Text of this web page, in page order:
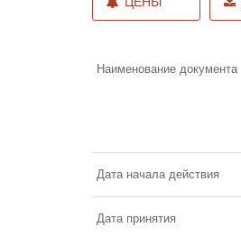
Наименование документа
Дата начала действия
Дата принятия